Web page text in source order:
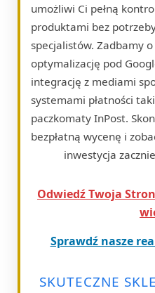
umożliwi Ci pełną
produktami bez
specjalistów. Zadbamy
optymalizację pod
integrację z mediami
systemami płatności
paczkomaty InPost.
bezpłatną wycenę i
inwestycja
Odwiedź Twoja
Sprawdź nasze
SKUTECZNE